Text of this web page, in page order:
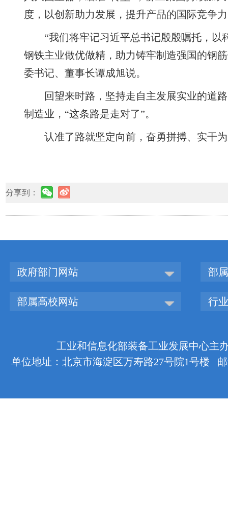
度，以创新助力发展，提升产品的国际竞争
“我们将牢记习近平总书记殷殷嘱托，以
钢铁主业做优做精，助力铸牢制造强国的钢
委书记、董事长谭成旭说。
回望来时路，坚持走自主发展实业的道
制造业，“这条路是走对了”。
认准了路就坚定向前，奋勇拼搏、实干
分享到：
政府部门网站 部
部属高校网站 行
工业和信息化部装备工业发展中心主
单位地址：北京市海淀区万寿路27号院1号楼